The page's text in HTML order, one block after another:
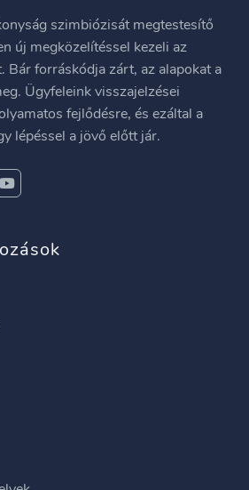
szimbiózisát megtestesítő
új megközelítéssel kezeli az
Bár forráskódja zárt, az alapokat a
Ügyfeleink visszajelzései
fejlődésre, és ezáltal a
lépéssel a jövő előtt jár.